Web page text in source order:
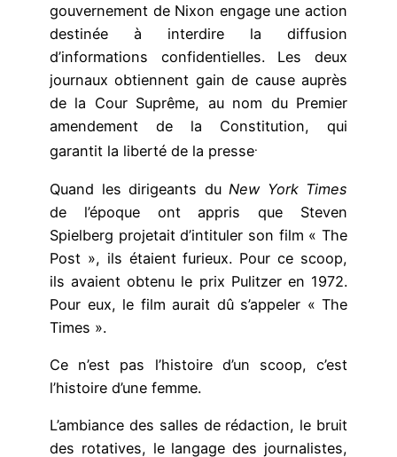
gouvernement de Nixon engage une action
destinée à interdire la diffusion
d’informations confidentielles. Les deux
journaux obtiennent gain de cause auprès
de la Cour Suprême, au nom du Premier
amendement de la Constitution, qui
garantit la liberté de la presse.
Quand les dirigeants du New York Times
de l’époque ont appris que Steven
Spielberg projetait d’intituler son film « The
Post », ils étaient furieux. Pour ce scoop,
ils avaient obtenu le prix Pulitzer en 1972.
Pour eux, le film aurait dû s’appeler « The
Times ».
Ce n’est pas l’histoire d’un scoop, c’est
l’histoire d’une femme.
L’ambiance des salles de rédaction, le bruit
des rotatives, le langage des journalistes,